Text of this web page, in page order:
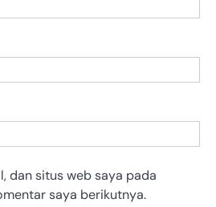
dan situs web saya pada
saya berikutnya.